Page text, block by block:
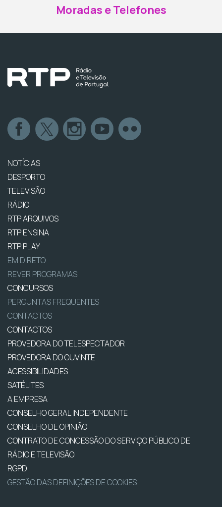
Moradas e Telefones
NOTÍCIAS
DESPORTO
TELEVISÃO
RÁDIO
RTP ARQUIVOS
RTP ENSINA
RTP PLAY
EM DIRETO
REVER PROGRAMAS
CONCURSOS
PERGUNTAS FREQUENTES
CONTACTOS
CONTACTOS
PROVEDORA DO TELESPECTADOR
PROVEDORA DO OUVINTE
ACESSIBILIDADES
SATÉLITES
A EMPRESA
CONSELHO GERAL INDEPENDENTE
CONSELHO DE OPINIÃO
CONTRATO DE CONCESSÃO DO SERVIÇO PÚBLICO DE
RÁDIO E TELEVISÃO
RGPD
GESTÃO DAS DEFINIÇÕES DE COOKIES